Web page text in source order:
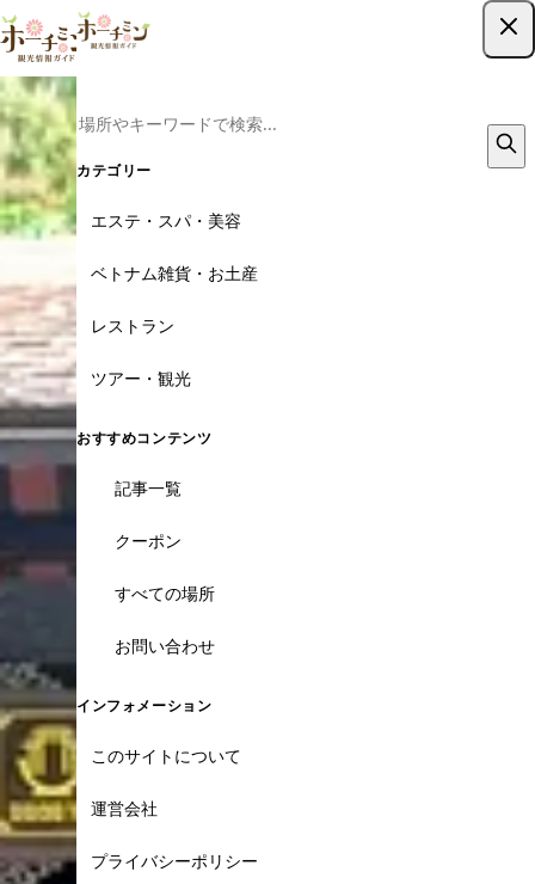
カテゴリー
エステ・スパ・美容
ベトナム雑貨・お土産
レストラン
ツアー・観光
おすすめコンテンツ
記事一覧
クーポン
すべての場所
お問い合わせ
インフォメーション
このサイトについて
運営会社
プライバシーポリシー